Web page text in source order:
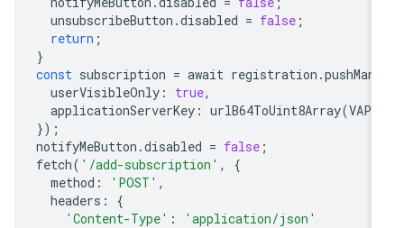
unsubscribeButton.disabled = false
return
const subscription = await registration.
userVisibleOnly: true
applicationServerKey: urlB64ToUint8Array(
notifyMeButton.disabled = false
fetch('/add-subscription'
method : 'POST'
headers
'Content-Type' : 'application/json'